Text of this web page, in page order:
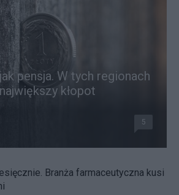
pensja. W tych regionach
kłopot
5
Branża farmaceutyczna kusi